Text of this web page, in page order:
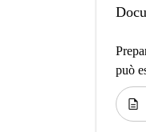
può
description